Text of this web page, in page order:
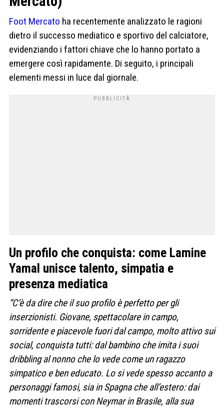
Foot Mercato ha recentemente analizzato le ragioni
dietro il successo mediatico e sportivo del calciatore,
evidenziando i fattori chiave che lo hanno portato a
emergere così rapidamente. Di seguito, i principali
elementi messi in luce dal giornale.
Un profilo che conquista: come Lamine
Yamal unisce talento, simpatia e
presenza mediatica
“C’è da dire che il suo profilo è perfetto per gli
inserzionisti. Giovane, spettacolare in campo,
sorridente e piacevole fuori dal campo, molto attivo sui
social, conquista tutti: dal bambino che imita i suoi
dribbling al nonno che lo vede come un ragazzo
simpatico e ben educato. Lo si vede spesso accanto a
personaggi famosi, sia in Spagna che all’estero: dai
momenti trascorsi con Neymar in Brasile, alla sua